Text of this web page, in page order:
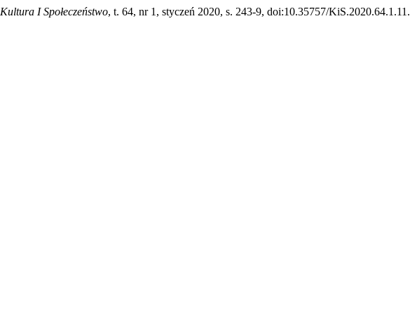
Kultura I Społeczeństwo, t. 64, nr 1, styczeń 2020, s. 243-9, doi:10.35757/KiS.2020.64.1.11.